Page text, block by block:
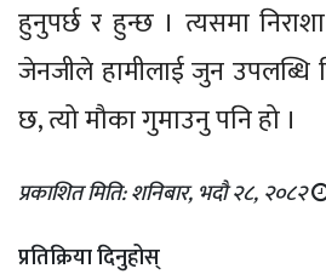
हुनुपर्छ र हुन्छ । त्यसमा
जेनजीले हामीलाई जुन उपलब्धि
छ, त्यो मौका गुमाउनु पनि हो ।
प्रकाशित मिति: शनिबार, भदौ २८, २०८२
प्रतिक्रिया दिनुहोस्